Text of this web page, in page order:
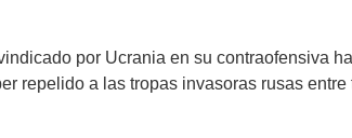
por Ucrania en su contraofensiva
repelido a las tropas invasoras rusas